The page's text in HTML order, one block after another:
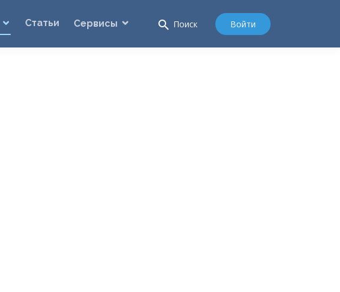
Статьи Сервисы search Поиск Войти